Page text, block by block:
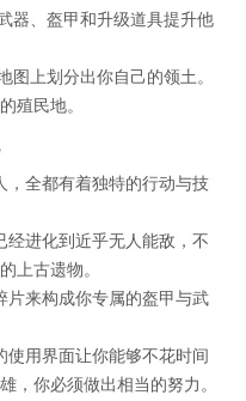
器、盔甲和升级道具提升他
图上划分出你自己的领土。
殖民地。
，全都有着独特的行动与技
经进化到近乎无人能敌，不
上古遗物。
片来构成你专属的盔甲与武
使用界面让你能够不花时间
，你必须做出相当的努力。